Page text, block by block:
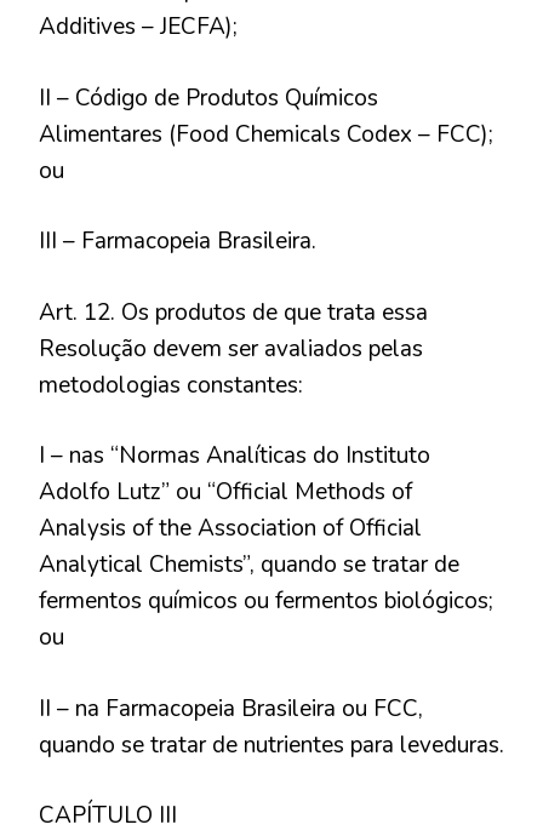
Additives – JECFA);
II – Código de Produtos Químicos
Alimentares (Food Chemicals Codex – FCC);
ou
III – Farmacopeia Brasileira.
Art. 12. Os produtos de que trata essa
Resolução devem ser avaliados pelas
metodologias constantes:
I – nas “Normas Analíticas do Instituto
Adolfo Lutz” ou “Official Methods of
Analysis of the Association of Official
Analytical Chemists”, quando se tratar de
fermentos químicos ou fermentos biológicos;
ou
II – na Farmacopeia Brasileira ou FCC,
quando se tratar de nutrientes para leveduras.
CAPÍTULO III